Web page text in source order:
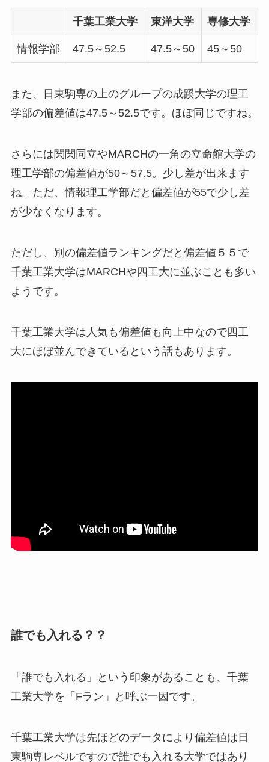
千葉工業大学 東洋大学 専修大学
情報学部 47.5～52.5 47.5～50 45～50
また、日東駒専の上のグループの成蹊大学の理工
学部の偏差値は47.5～ 52.5です。ほぼ同じですね。
さらには関関同立やMARCHの一角の立命館大学の
理工学部の偏差値が50～57.5。少し差が出来ます
ね。ただ、情報理工学部だと偏差値が55で少し差
が少なくなります。
ただし、別の偏差値ランキングだと偏差値５５で
千葉工業大学はMARCHや四工大に並ぶことも多い
ようです。
千葉工業大学は人気も偏差値も向上中なので四工
大にほぼ並んできているという話もあります。
誰でも入れる？？
「誰でも入れる」という印象があることも、千葉
工業大学を「Fラン」と呼ぶ一因です。
千葉工業大学は先ほどのデータにより偏差値は日
東駒専レベルですので誰でも入れる大学ではあり